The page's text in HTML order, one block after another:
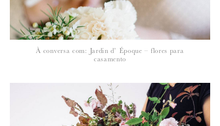
4 de Janeiro de 2012
PAULA MENDES
Que bela inspiração!!! Lindas fotos e cenário magnífico…
so gorgeous!! I can’t get enough of this shoot.
À conversa com: Jardin d’ Époque – flores para
casamento